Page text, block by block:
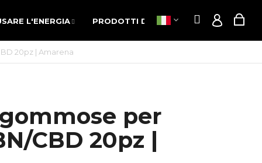
L'ENERGIA PRODOTTI DI CANAPA POPPERS
Ricerca
PRODOTTI DI CANAPA POPPERS
Ricerca
20pz | Amarena
per
CBD 20pz |